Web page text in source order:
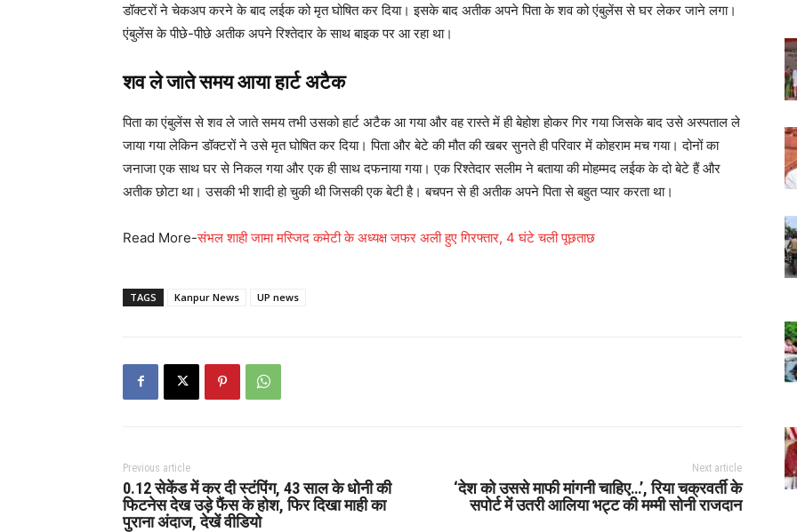
डॉक्टरों ने चेकअप करने के बाद लईक को मृत घोषित कर दिया। इसके बाद अतीक अपने पिता के शव को एंबुलेंस से घर लेकर जाने लगा।
एंबुलेंस के पीछे-पीछे अतीक अपने रिश्तेदार के साथ बाइक पर आ रहा था।
शव ले जाते समय आया हार्ट अटैक
पिता का एंबुलेंस से शव ले जाते समय तभी उसको हार्ट अटैक आ गया और वह रास्ते में ही बेहोश होकर गिर गया जिसके बाद उसे अस्पताल ले
जाया गया लेकिन डॉक्टरों ने उसे मृत घोषित कर दिया। पिता और बेटे की मौत की खबर सुनते ही परिवार में कोहराम मच गया। दोनों का
जनाजा एक साथ घर से निकल गया और एक ही साथ दफनाया गया। एक रिश्तेदार सलीम ने बताया की मोहम्मद लईक के दो बेटे हैं और
अतीक छोटा था। उसकी भी शादी हो चुकी थी जिसकी एक बेटी है। बचपन से ही अतीक अपने पिता से बहुत प्यार करता था।
Read More-संभल शाही जामा मस्जिद कमेटी के अध्यक्ष जफर अली हुए गिरफ्तार, 4 घंटे चली पूछताछ
TAGS Kanpur News UP news
Previous article
0.12 सेकेंड में कर दी स्टंपिंग, 43 साल के धोनी की
फिटनेस देख उड़े फैंस के होश, फिर दिखा माही का
पुराना अंदाज, देखें वीडियो
Next article
‘देश को उससे माफी मांगनी चाहिए…’, रिया चक्रवर्ती के
सपोर्ट में उतरी आलिया भट्ट की मम्मी सोनी राजदान